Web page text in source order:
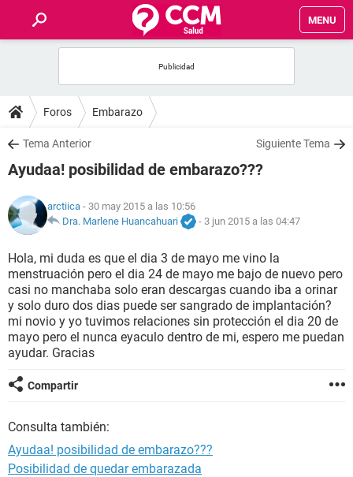
MENU
FOROS
SALUD
FAMILIA
NUTRICIÓN
BIENESTAR
SEXUALIDAD
GLOSARIO
Foros Embarazo
Tema Anterior Siguiente Tema
Ayudaa! posibilidad de embarazo???
arctiica - 30 may 2015 a las 10:56
Dra. Marlene Huancahuari
- 3 jun 2015 a las 04:47
Hola, mi duda es que el dia 3 de mayo me vino la
menstruación pero el dia 24 de mayo me bajo de nuevo pero
casi no manchaba solo eran descargas cuando iba a orinar
y solo duro dos dias puede ser sangrado de implantación?
mi novio y yo tuvimos relaciones sin protección el dia 20 de
mayo pero el nunca eyaculo dentro de mi, espero me puedan
ayudar. Gracias
Compartir
Consulta también:
Ayudaa! posibilidad de embarazo???
Posibilidad de quedar embarazada